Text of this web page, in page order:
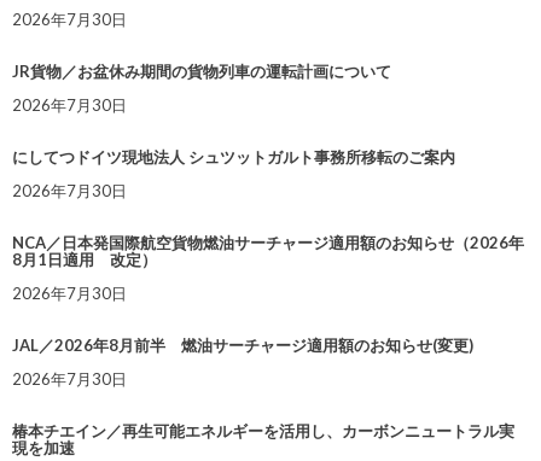
2026年7月30日
JR貨物／お盆休み期間の貨物列車の運転計画について
2026年7月30日
にしてつドイツ現地法人 シュツットガルト事務所移転のご案内
2026年7月30日
NCA／日本発国際航空貨物燃油サーチャージ適用額のお知らせ（2026年
8月1日適用 改定）
2026年7月30日
JAL／2026年8月前半 燃油サーチャージ適用額のお知らせ(変更)
2026年7月30日
椿本チエイン／再生可能エネルギーを活用し、カーボンニュートラル実
現を加速